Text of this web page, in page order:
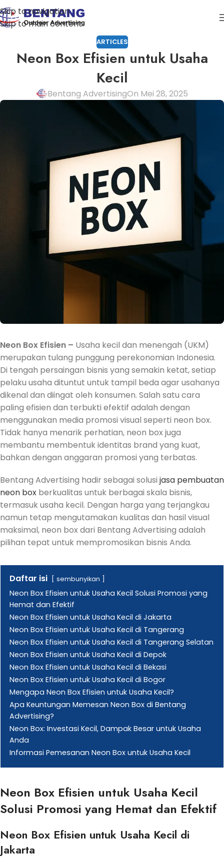
Skip to navigation
Skip to main content
ARTICLES
Neon Box Efisien untuk Usaha
Kecil
Bentang AdvertisingOn Mei 28, 2025
Neon Box Efisien – Usaha kecil dan menengah (UKM)
merupakan tulang punggung perekonomian Indonesia.
Di tengah persaingan bisnis yang semakin ketat, setiap
pelaku usaha dituntut untuk tampil beda agar usahanya
dikenal dan diingat oleh konsumen. Salah satu cara
paling efisien dan terbukti efektif adalah dengan
menggunakan media promosi visual seperti neon box.
Tidak hanya menarik perhatian, neon box juga
membantu membentuk identitas brand yang kuat,
bahkan dengan anggaran promosi yang terbatas.
Bentang Advertising hadir sebagai solusi jasa pembuatan
neon box berkualitas untuk berbagai skala bisnis,
termasuk usaha kecil. Dengan harga yang terjangkau
namun tetap mengutamakan kualitas dan hasil visual
maksimal, neon box dari Bentang Advertising adalah
pilihan tepat untuk mempromosikan bisnis Anda.
Daftar isi sembunyikan
Neon Box Efisien untuk Usaha Kecil Solusi Promosi yang
Hemat dan Efektif
Neon Box Efisien untuk Usaha Kecil di Jakarta
Neon Box Efisien untuk Usaha Kecil di Tangerang
Neon Box Efisien untuk Usaha Kecil di Tangerang Selatan
Neon Box Efisien untuk Usaha Kecil di Depok
Neon Box Efisien untuk Usaha Kecil di Bekasi
Neon Box Efisien untuk Usaha Kecil di Bogor
Mengapa Neon Box Efisien untuk Usaha Kecil?
Apa Keuntungan Memesan Neon Box di Bentang
Advertising?
Neon Box: Investasi Kecil, Dampak Besar untuk Usaha
Anda
Informasi Pemesanan Neon Box untuk Usaha Kecil
Neon Box Efisien untuk Usaha Kecil
Solusi Promosi yang Hemat dan Efektif
Neon Box Efisien untuk Usaha Kecil di
Jakarta